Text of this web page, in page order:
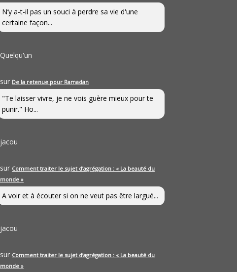
N’y a-t-il pas un souci à perdre sa vie d'une
certaine façon...
Quelqu'un
sur De la retenue pour Ramadan
"Te laisser vivre, je ne vois guère mieux pour te
punir." Ho...
jacou
sur Comment traiter le sujet d’agrégation : « La beauté du
monde »
A voir et à écouter si on ne veut pas être largué...
jacou
sur Comment traiter le sujet d’agrégation : « La beauté du
monde »